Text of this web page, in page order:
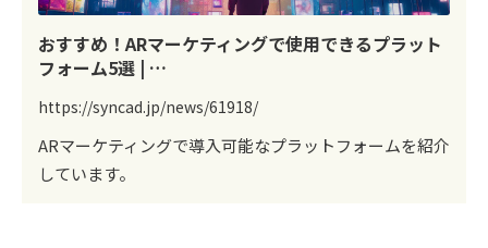
おすすめ！ARマーケティングで使用できるプラット
フォーム5選 | …
https://syncad.jp/news/61918/
ARマーケティングで導入可能なプラットフォームを紹介
しています。